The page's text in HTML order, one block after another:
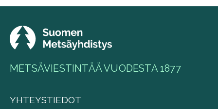
METSÄVIESTINTÄÄ VUODESTA 1877
YHTEYSTIEDOT